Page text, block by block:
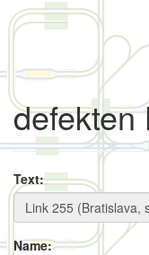
defekten
Text:
Name: